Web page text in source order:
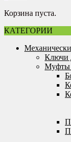
Корзина пуста.
КАТЕГОРИИ
Ключи
Муфты